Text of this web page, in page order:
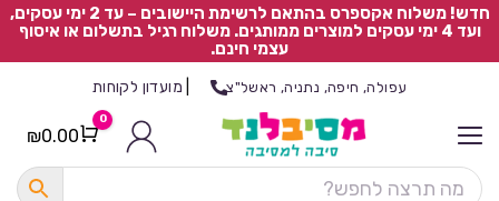
חדש! משלוח אקספרס בהתאם לרשימת היישובים – עד 2 ימי עסקים,
ועד 4 ימי עסקים למוצרים ממותגים. משלוח רגיל בתשלום או איסוף
עצמי חינם.
עפולה, חיפה, נתניה, ראשל"צ מועדון לקוחות
Cart
0
₪0.00